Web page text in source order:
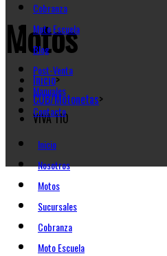
Cobranza
Moto Escuela
Blog
Post-Venta
Manuales
Contacto
Inicio
Nosotros
Motos
Sucursales
Cobranza
Moto Escuela
Motos
Inicio>
CUB/Motonetas>
VIVA 110